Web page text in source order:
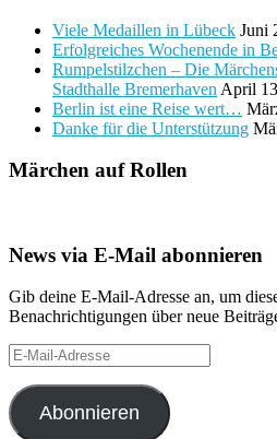
Viele Medaillen in Lübeck Juni
Erfolgreiches Wochenende in
Rumpelstilzchen – Die
Stadthalle Bremerhaven April
Berlin ist eine Reise wert…
Danke für die Unterstützung
Märchen auf Rollen
News via E-Mail abonnieren
Gib deine E-Mail-Adresse an, um
Benachrichtigungen über neue
E-
Mail-
Adresse
Abonnieren